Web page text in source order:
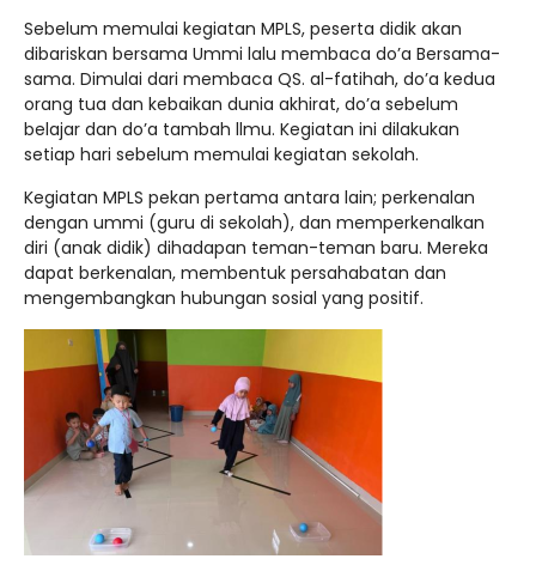
Sebelum memulai kegiatan MPLS, peserta didik akan
dibariskan bersama Ummi lalu membaca do’a Bersama-
sama. Dimulai dari membaca QS. al-fatihah, do’a kedua
orang tua dan kebaikan dunia akhirat, do’a sebelum
belajar dan do’a tambah llmu. Kegiatan ini dilakukan
setiap hari sebelum memulai kegiatan sekolah.
Kegiatan MPLS pekan pertama antara lain; perkenalan
dengan ummi (guru di sekolah), dan memperkenalkan
diri (anak didik) dihadapan teman-teman baru. Mereka
dapat berkenalan, membentuk persahabatan dan
mengembangkan hubungan sosial yang positif.